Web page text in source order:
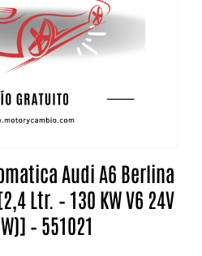
Audi A6 Berlina
Ltr. – 130 KW V6 24V
– 551021